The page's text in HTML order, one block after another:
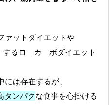
ァットダイエットや
るローカーボダイエット
は存在するが、
タンパクな食事を心掛ける